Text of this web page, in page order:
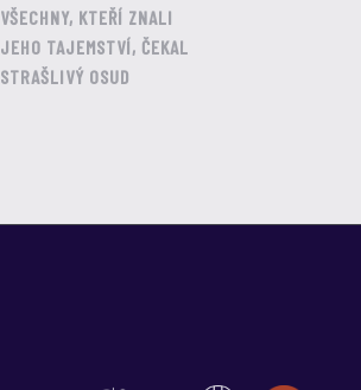
VŠECHNY, KTEŘÍ ZNALI
JEHO TAJEMSTVÍ, ČEKAL
STRAŠLIVÝ OSUD